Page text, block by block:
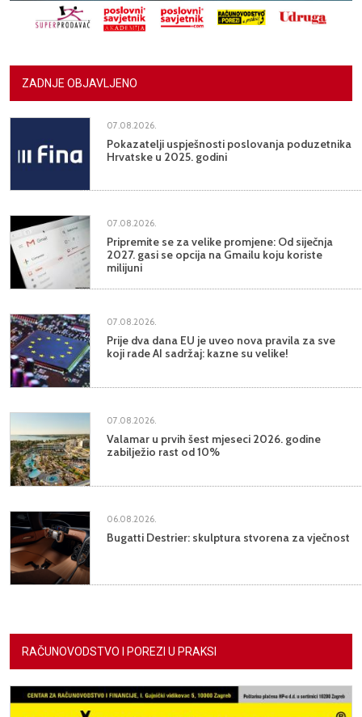
ZADNJE OBJAVLJENO
07.08.2026.
Pokazatelji uspješnosti poslovanja poduzetnika
Hrvatske u 2025. godini
07.08.2026.
Pripremite se za velike promjene: Od siječnja
2027. gasi se opcija na Gmailu koju koriste
milijuni
07.08.2026.
Prije dva dana EU je uveo nova pravila za sve
koji rade AI sadržaj: kazne su velike!
07.08.2026.
Valamar u prvih šest mjeseci 2026. godine
zabilježio rast od 10%
06.08.2026.
Bugatti Destrier: skulptura stvorena za vječnost
RAČUNOVODSTVO I POREZI U PRAKSI